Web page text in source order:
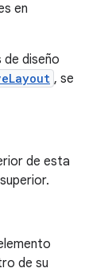
en
de diseño
, se
de esta
de su